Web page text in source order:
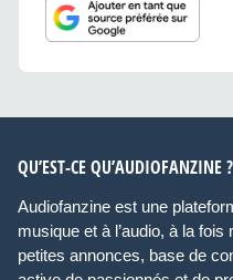
QU’EST-CE QU’AUDIOFANZINE ?
Audiofanzine est une
musique et à l’audio, à la
petites annonces, base de